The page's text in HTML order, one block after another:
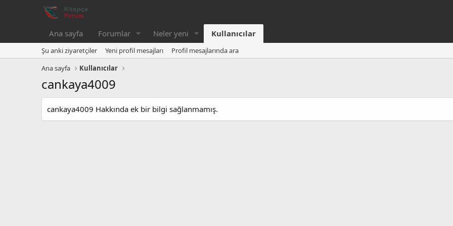
Ana sayfa Forumlar Neler yeni Kullanıcılar
Şu anki ziyaretçiler Yeni profil mesajları
Profil mesajlarında ara
Ana sayfa
Kullanıcılar
cankaya4009
cankaya4009 Hakkında ek bir bilgi sağlanmamış.